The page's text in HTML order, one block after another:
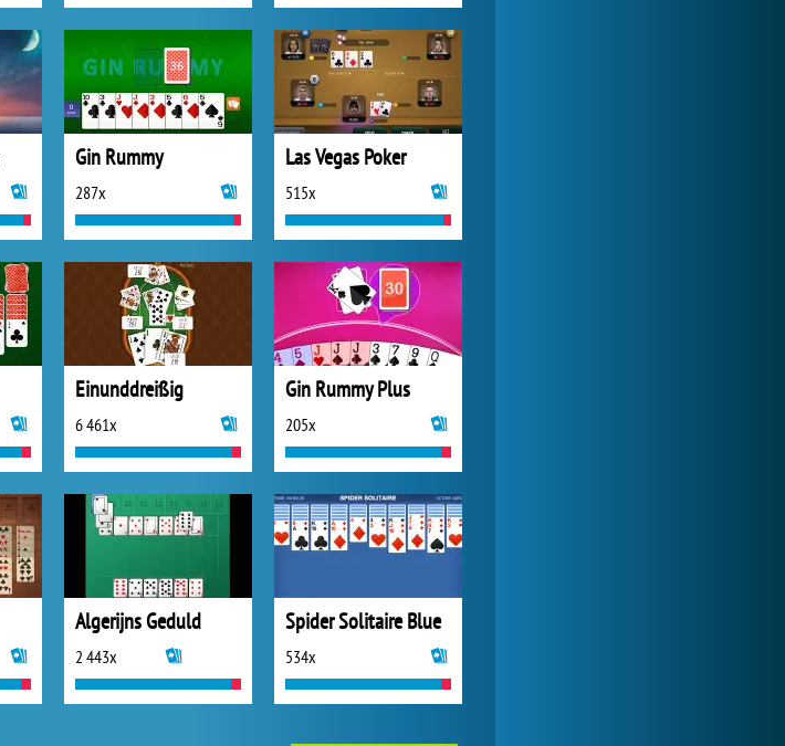
Gin Rummy
287x
Las Vegas Poker
515x
Einunddreißig
6 461x
Gin Rummy Plus
205x
Algerijns Geduld
2 443x
Spider Solitaire Blue
534x